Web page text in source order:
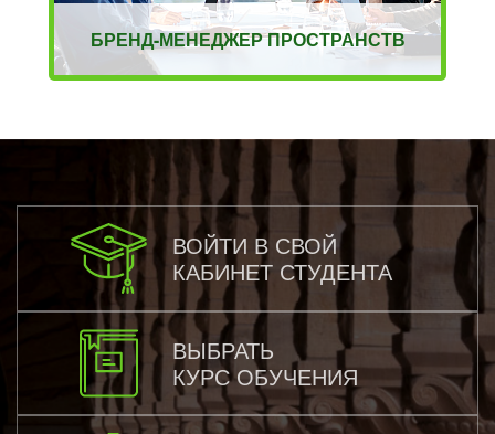
БРЕНД-МЕНЕДЖЕР ПРОСТРАНСТВ
ВОЙТИ В СВОЙ
КАБИНЕТ СТУДЕНТА
ВЫБРАТЬ
КУРС ОБУЧЕНИЯ